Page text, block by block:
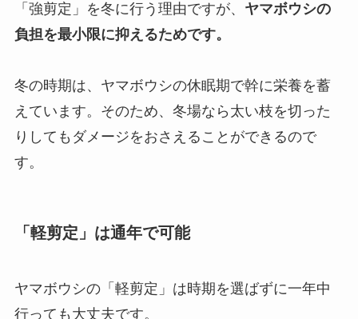
「強剪定」を冬に行う理由ですが、 ヤマボウシの
負担を最小限に抑えるためです。
冬の時期は、ヤマボウシの休眠期で幹に栄養を蓄
えています。そのため、冬場なら太い枝を切った
りしてもダメージをおさえることができるので
す。
「軽剪定」は通年で可能
ヤマボウシの「軽剪定」は時期を選ばずに一年中
行っても大丈夫です。